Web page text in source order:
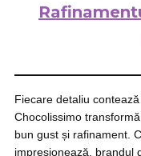
Fiecare detaliu
Chocolissimo
bun gust și rafinament.
impresionează, brandul